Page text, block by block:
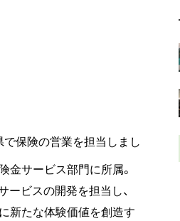
保険の営業を担当しまし
金サービス部門に所属。
ビスの開発を担当し、
新たな体験価値を創造す